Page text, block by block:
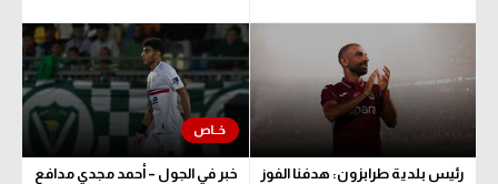
رئيس بلدية طرابزون: هدفنا الفوز
خبر في الجول – أحمد مجدي مدافع